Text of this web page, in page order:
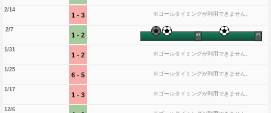
2/14
1 - 3 ※ゴールタイミングが利用できません。
2/7
1 - 2 HT FT
1/31
1 - 2 ※ゴールタイミングが利用できません。
1/25
6 - 5 ※ゴールタイミングが利用できません。
1/17
1 - 3 ※ゴールタイミングが利用できません。
12/6